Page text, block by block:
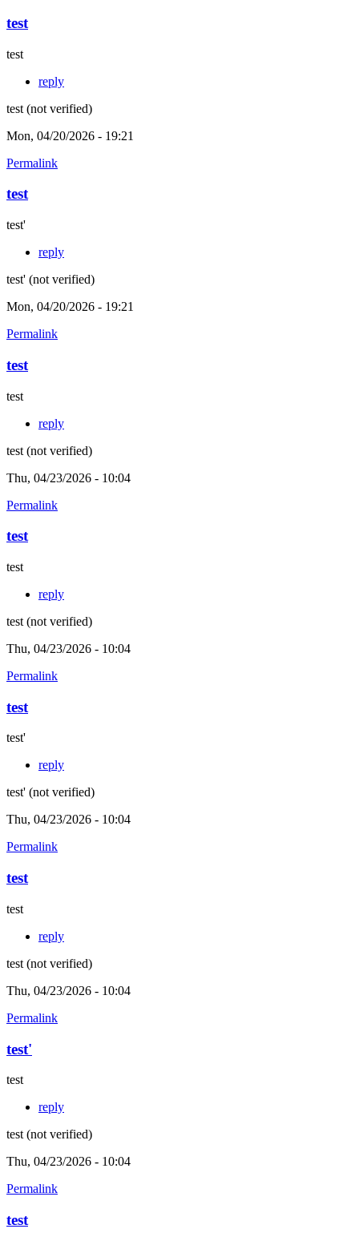
test
test
reply
test (not verified)
Mon, 04/20/2026 - 19:21
Permalink
test
test'
reply
test' (not verified)
Mon, 04/20/2026 - 19:21
Permalink
test
test
reply
test (not verified)
Thu, 04/23/2026 - 10:04
Permalink
test
test
reply
test (not verified)
Thu, 04/23/2026 - 10:04
Permalink
test
test'
reply
test' (not verified)
Thu, 04/23/2026 - 10:04
Permalink
test
test
reply
test (not verified)
Thu, 04/23/2026 - 10:04
Permalink
test'
test
reply
test (not verified)
Thu, 04/23/2026 - 10:04
Permalink
test